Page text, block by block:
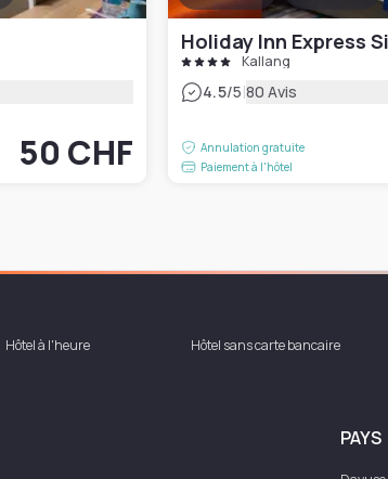
50 CHF
Kallang
4.5/5|80 Avis
Annulation gratuite
Paiement à l'hôtel
Hôtel à l'heure Hôtel sans carte bancaire
PAYS